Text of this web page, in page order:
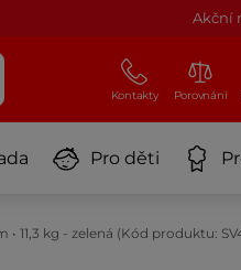
Akční
Kontakty Porovnání
Pro děti
• 11,3 kg - zelená (Kód produktu: